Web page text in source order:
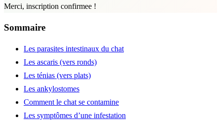
Merci, inscription confirmee !
Sommaire
Les parasites intestinaux du chat
Les ascaris (vers ronds)
Les ténias (vers plats)
Les ankylostomes
Comment le chat se contamine
Les symptômes d’une infestation